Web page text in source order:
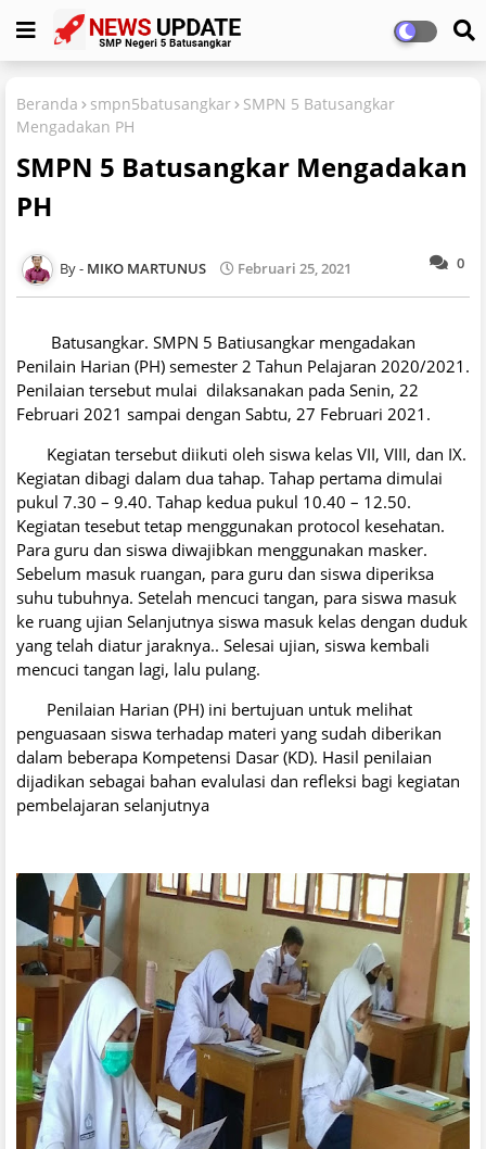
Beranda smpn5batusangkar
SMPN 5 Batusangkar
Mengadakan PH
SMPN 5 Batusangkar Mengadakan
PH
0
MIKO MARTUNUS Februari 25, 2021
Batusangkar. SMPN 5 Batiusangkar mengadakan
Penilain Harian (PH) semester 2 Tahun Pelajaran 2020/2021.
Penilaian tersebut mulai dilaksanakan pada Senin, 22
Februari 2021 sampai dengan Sabtu, 27 Februari 2021.
Kegiatan tersebut diikuti oleh siswa kelas VII, VIII, dan IX.
Kegiatan dibagi dalam dua tahap. Tahap pertama dimulai
pukul 7.30 – 9.40. Tahap kedua pukul 10.40 – 12.50.
Kegiatan tesebut tetap menggunakan protocol kesehatan.
Para guru dan siswa diwajibkan menggunakan masker.
Sebelum masuk ruangan, para guru dan siswa diperiksa
suhu tubuhnya. Setelah mencuci tangan, para siswa masuk
ke ruang ujian Selanjutnya siswa masuk kelas dengan duduk
yang telah diatur jaraknya.. Selesai ujian, siswa kembali
mencuci tangan lagi, lalu pulang.
Penilaian Harian (PH) ini bertujuan untuk melihat
penguasaan siswa terhadap materi yang sudah diberikan
dalam beberapa Kompetensi Dasar (KD). Hasil penilaian
dijadikan sebagai bahan evalulasi dan refleksi bagi kegiatan
pembelajaran selanjutnya